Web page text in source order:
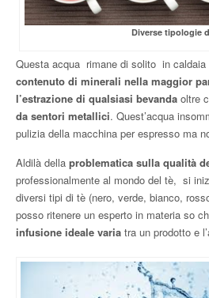
Diverse tipologie
Questa acqua rimane di solito in caldaia
contenuto di minerali nella maggior
l’estrazione di qualsiasi bevanda oltre
da sentori metallici. Quest’acqua
pulizia della macchina per espresso ma
Aldilà della problematica sulla qualità
professionalmente al mondo del tè, si
diversi tipi di tè (nero, verde, bianco,
posso ritenere un esperto in materia so
infusione ideale varia tra un prodotto e